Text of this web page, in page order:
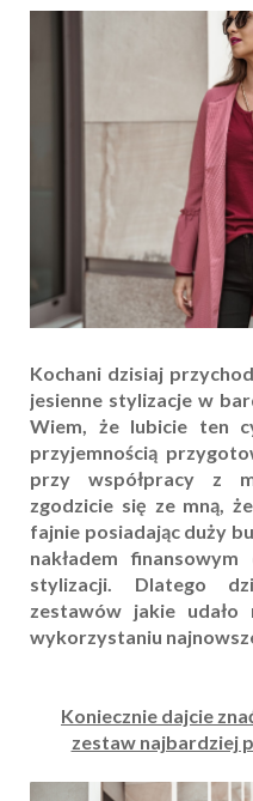
Kochani dzisiaj
jesienne stylizacje w
Wiem, że lubicie ten
przyjemnością
przy współpracy z
zgodzicie się ze mną,
fajnie posiadając duży
nakładem
stylizacji. Dlatego
zestawów jakie
wykorzystaniu
Koniecznie dajcie
zestaw najbardziej